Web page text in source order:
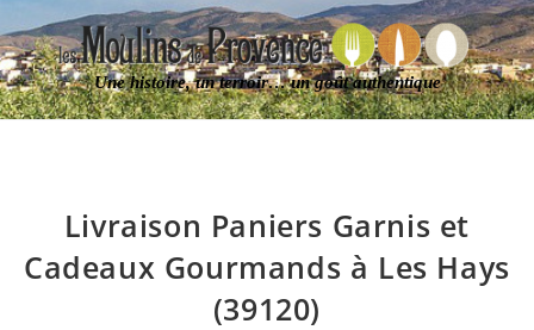
Une histoire, un terroir… un goût authentique
Livraison Paniers Garnis et
Cadeaux Gourmands à Les Hays
(39120)